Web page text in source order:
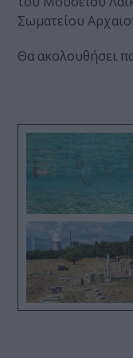
Σωματείου
Θα ακολουθήσει